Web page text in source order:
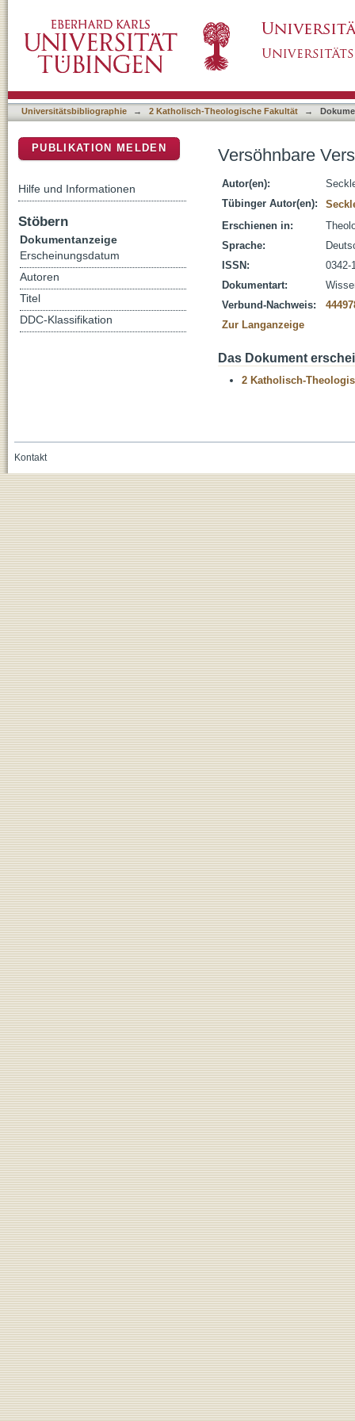
Universitätsbibliographie → 2 Katholisch-Theologische Fakultät →
Versöhnbare
Autor(en):
Tübinger Autor(en):
Erschienen in:
Sprache:
ISSN:
0342-
Dokumentart:
Verbund-Nachweis:
Zur Langanzeige
Das Dokument
2 Katholisch-
PUBLIKATION MELDEN
Hilfe und Informationen
Stöbern
Dokumentanzeige
Erscheinungsdatum
Autoren
Titel
DDC-Klassifikation
Kontakt